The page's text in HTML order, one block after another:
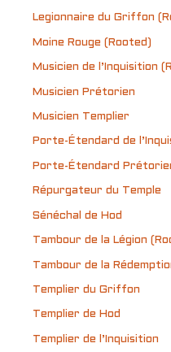
Legionnaire du Griffon
Moine Rouge (Rooted)
Musicien de l’Inquisition
Musicien Prétorien
Musicien Templier
Porte-Étendard de
Porte-Étendard
Répurgateur du Temple
Sénéchal de Hod
Tambour de la Légion
Tambour de la
Templier du Griffon
Templier de Hod
Templier de l’Inquisition